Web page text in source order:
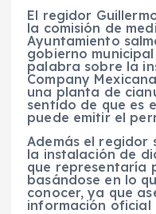
El regidor
la comisión de
Ayuntamiento
gobierno
palabra sobre la
Company
una planta de
sentido de que es
puede emitir el
Además el regidor
la instalación de
que representaría
basándose en lo
conocer, ya que
información oficial